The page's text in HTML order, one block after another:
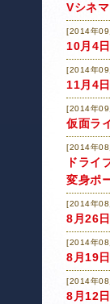
Vシネ
[2014年
10月4
[2014年
11月4
[2014年
仮面ラ
[2014年
ドライ
変身ポ
[2014年
8月26
[2014年
8月19
[2014年
8月12